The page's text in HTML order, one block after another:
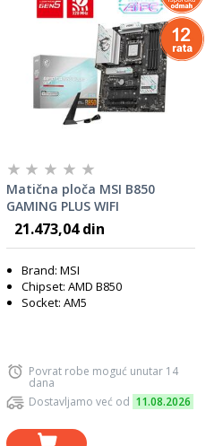
Matična ploča MSI B850
GAMING PLUS WIFI
21.473,04 din
Brand: MSI
Chipset: AMD B850
Socket: AM5
Povrat robe moguć unutar 14
dana
Dostavljamo već od 11.08.2026